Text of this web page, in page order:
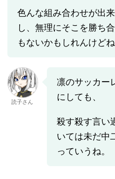
色んな組み合わせが出
し、無理にそこを勝ち
もないかもしれんけどね
読子さん
凛のサッカー
にしても、
殺す殺す言い
いては未だ中
っていうね。